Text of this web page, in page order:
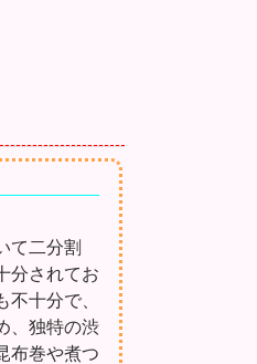
て二分割
分されてお
十分で、
、独特の渋
布巻や煮つ